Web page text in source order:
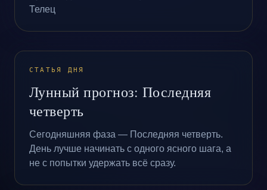
Телец
СТАТЬЯ ДНЯ
Лунный прогноз: Последняя
четверть
Сегодняшняя фаза — Последняя четверть.
День лучше начинать с одного ясного шага, а
не с попытки удержать всё сразу.